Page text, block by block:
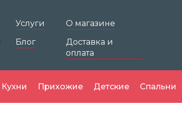
Услуги
О магазине
Блог
Доставка и
оплата
Кухни Прихожие Детские Спальни